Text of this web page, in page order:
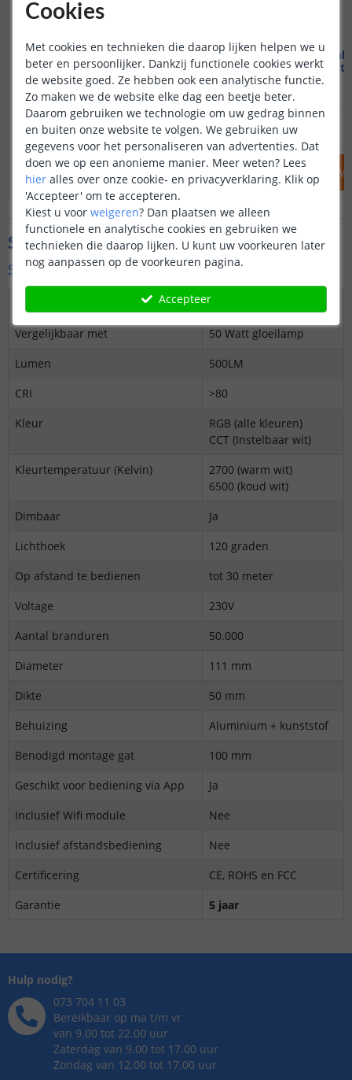
Miboxer wifi module met App
35 reviews
OP VOORRAAD 27,95
IN WINKELWAGEN
Wifi
18 watt
OP VOORRAAD
IN
Specificaties
Specificaties
Vergelijkbaar met
50 Watt gloeilamp
Lumen
500LM
CRI
>80
Kleur
RGB (alle kleuren)
CCT (Instelbaar wit)
Kleurtemperatuur (Kelvin)
2700 (warm wit)
6500 (koud wit)
Dimbaar
Ja
Lichthoek
120 graden
Op afstand te bedienen
tot 30 meter
Voltage
230V
Aantal branduren
50.000
Diameter
111 mm
Dikte
50 mm
Behuizing
Aluminium + kunststof
Benodigd montage gat
100 mm
Geschikt voor bediening via App
Ja
Inclusief Wifi module
Nee
Inclusief afstandsbediening
Nee
Certificering
CE, ROHS en FCC
Garantie
5 jaar
Hulp nodig?
073 704 11 03
Bereikbaar op ma t/m vr
van 9.00 tot 22.00 uur
Zaterdag van 9.00 tot 17.00 uur
Zondag van 12.00 tot 17.00 uur
Cookies
Met cookies en technieken die daarop lijken helpen we u
beter en persoonlijker. Dankzij functionele cookies werkt
de website goed. Ze hebben ook een analytische functie.
Zo maken we de website elke dag een beetje beter.
Daarom gebruiken we technologie om uw gedrag binnen
en buiten onze website te volgen. We gebruiken uw
gegevens voor het personaliseren van advertenties. Dat
doen we op een anonieme manier. Meer weten? Lees
hier alles over onze cookie- en privacyverklaring. Klik op
'Accepteer' om te accepteren.
Kiest u voor weigeren? Dan plaatsen we alleen
functionele en analytische cookies en gebruiken we
technieken die daarop lijken. U kunt uw voorkeuren later
nog aanpassen op de voorkeuren pagina.
Accepteer